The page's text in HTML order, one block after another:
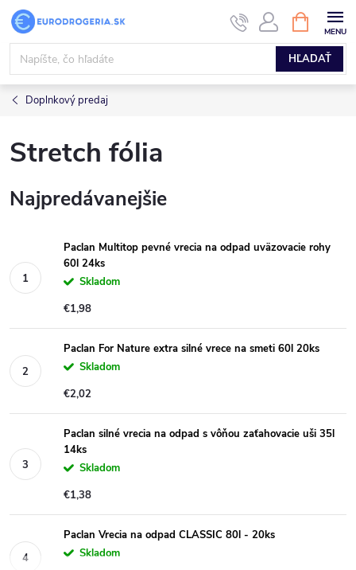
Prejsť
obsah
HĽADAŤ
KOŠÍK
Doplnkový predaj
Stretch fólia
Najpredávanejšie
Paclan Multitop pevné vrecia na odpad uväzovacie rohy
60l 24ks
Skladom
€1,98
Paclan For Nature extra silné vrece na smeti 60l 20ks
Skladom
€2,02
Paclan silné vrecia na odpad s vôňou zaťahovacie uši 35l
14ks
Skladom
€1,38
Paclan Vrecia na odpad CLASSIC 80l - 20ks
Skladom